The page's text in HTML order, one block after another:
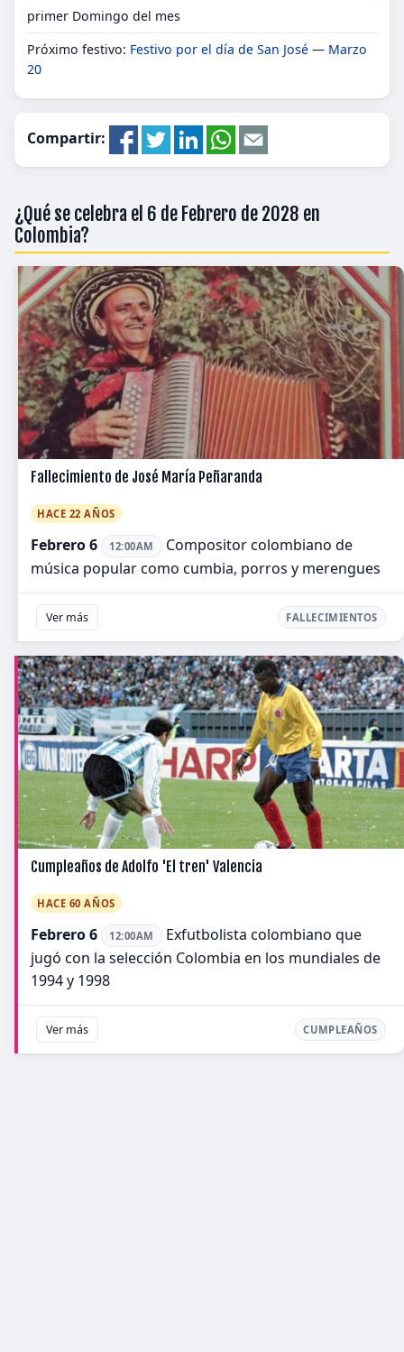
primer Domingo del mes
Próximo festivo: Festivo por el día de San José — Marzo
20
Compartir:
¿Qué se celebra el 6 de Febrero de 2028 en
Colombia?
Fallecimiento de José María Peñaranda
HACE 22 AÑOS
Febrero 6 12:00AM
Compositor colombiano de
música popular como cumbia, porros y merengues
Ver más FALLECIMIENTOS
Cumpleaños de Adolfo 'El tren' Valencia
HACE 60 AÑOS
Febrero 6 12:00AM
Exfutbolista colombiano que
jugó con la selección Colombia en los mundiales de
1994 y 1998
Ver más CUMPLEAÑOS